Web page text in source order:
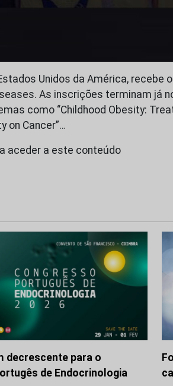
Unidos da América, recebe
As inscrições terminam já
como “Childhood Obesity:
on Cancer”…
aceder a este conteúdo
decrescente para o
de Endocrinologia